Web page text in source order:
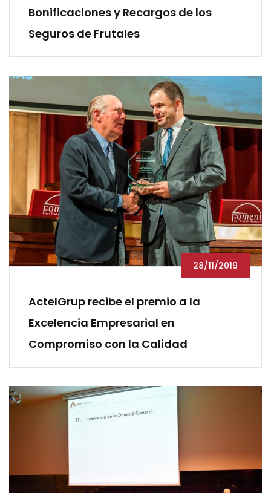
Bonificaciones y Recargos de los
Seguros de Frutales
28/11/2019
ActelGrup recibe el premio a la
Excelencia Empresarial en
Compromiso con la Calidad